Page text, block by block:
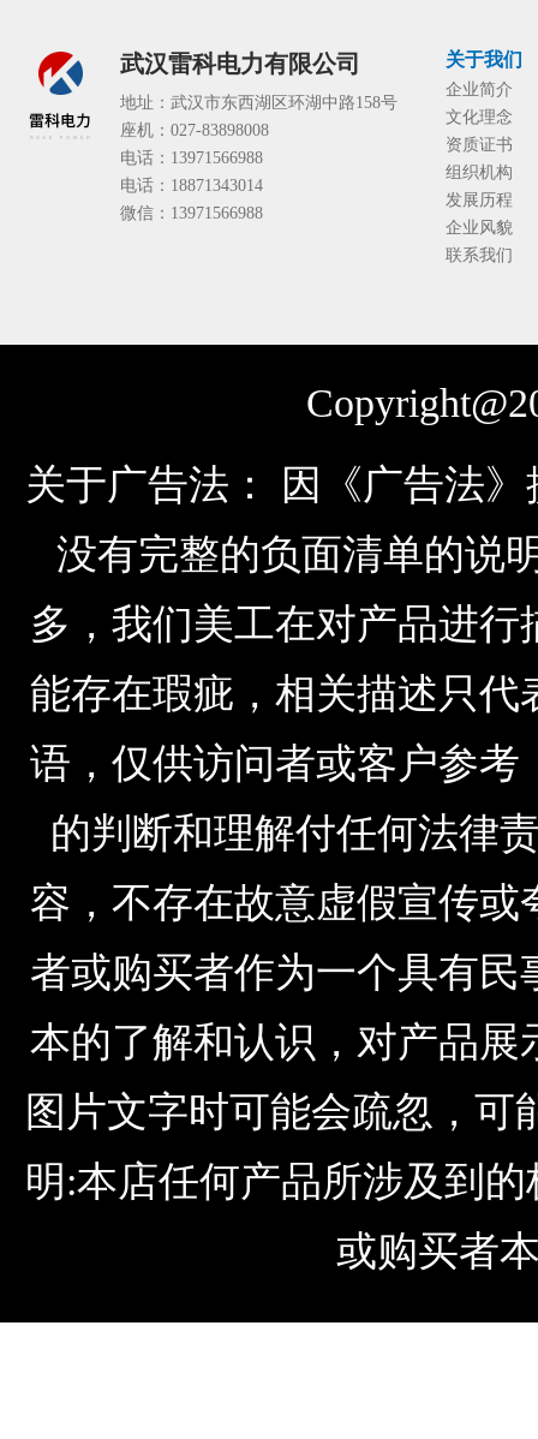
武汉雷科电力有限公司
地址：武汉市东西湖区环湖中路158号
座机：027-83898008
电话：13971566988
电话：18871343014
微信：13971566988
关于我们
企业简介
文化理念
资质证书
组织机构
发展历程
企业风貌
联系我们
关于广告法： 因《广告法
没有完整的负面清单的说
多，我们美工在对产品进
能存在瑕疵，相关描述只
语，仅供访问者或客户参
的判断和理解付任何法律
容，不存在故意虚假宣传
者或购买者作为一个具有
本的了解和认识，对产品
图片文字时可能会疏忽，
明:本店任何产品所涉及到
或购买者